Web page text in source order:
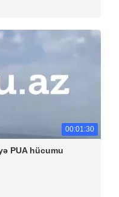
00:01:30
PUA hücumu